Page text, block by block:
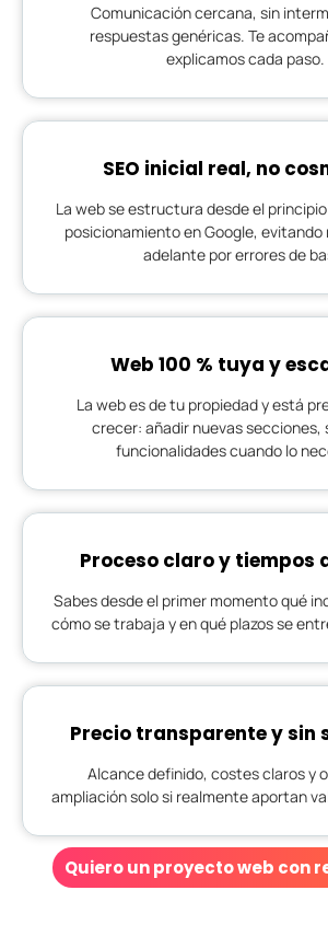
Comunicación cercana, sin
respuestas genéricas. Te
explicamos cada paso.
SEO inicial real, no
La web se estructura desde el
posicionamiento en Google, evitando
adelante por errores de
Web 100 % tuya y
La web es de tu propiedad y está
crecer: añadir nuevas secciones,
funcionalidades cuando lo
Proceso claro y tiempos
Sabes desde el primer momento qué
cómo se trabaja y en qué plazos se
Precio transparente y sin
Alcance definido, costes claros y
ampliación solo si realmente aportan
Quiero un proyecto web con